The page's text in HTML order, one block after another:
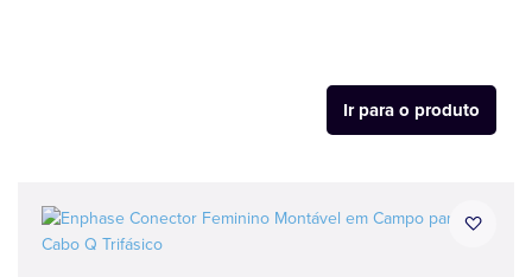
Ir para o produto